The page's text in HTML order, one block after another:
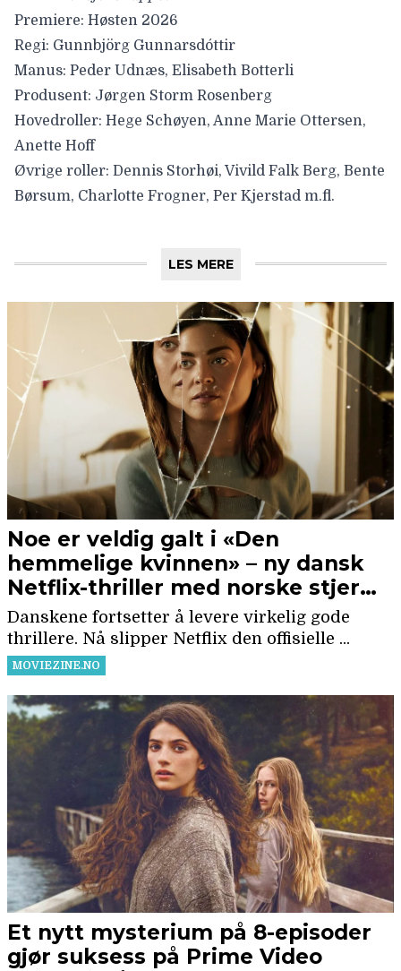
Premiere: Høsten 2026
Regi: Gunnbjörg Gunnarsdóttir
Manus: Peder Udnæs, Elisabeth Botterli
Produsent: Jørgen Storm Rosenberg
Hovedroller: Hege Schøyen, Anne Marie Ottersen,
Anette Hoff
Øvrige roller: Dennis Storhøi, Vivild Falk Berg, Bente
Børsum, Charlotte Frogner, Per Kjerstad m.fl.
LES MERE